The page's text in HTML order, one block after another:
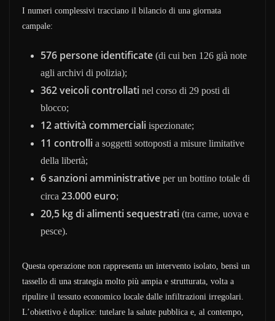
I numeri complessivi tracciano il bilancio di una giornata
campale:
576 persone identificate (di cui ben 126 già note
agli archivi di polizia);
362 veicoli controllati nel corso di 29 posti di
blocco;
12 attività commerciali ispezionate;
11 controlli a soggetti sottoposti a misure limitative
della libertà;
6 sanzioni amministrative per un bottino totale di
circa 23.000 euro;
20,5 kg di alimenti sequestrati (tra carne, uova e
pesce).
Questa operazione non rappresenta un intervento isolato, bensì un
tassello di una strategia molto più ampia e strutturata, volta a
ripulire il tessuto economico locale dalle infiltrazioni irregolari.
L’obiettivo è duplice: tutelare la salute pubblica e, al contempo,